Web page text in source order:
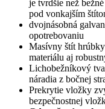
je tvrdšie než
pod vonkajším
dvojnásobná
opotrebovaniu
Masívny štít
materiálu aj
Lichobežníkový
náradia z bočnej
Prekrytie vložky
bezpečnostnej